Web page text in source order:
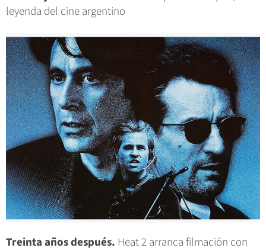
leyenda del cine argentino
Treinta años después. Heat 2 arranca filmación con